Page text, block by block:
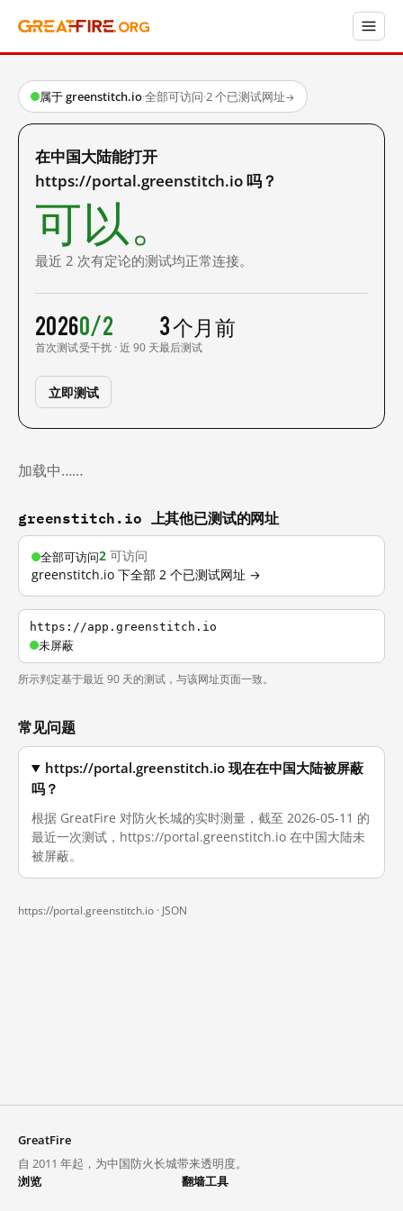
属于 greenstitch.io·全部可访问·2 个已测试网址→
在中国大陆能打开
https://portal.greenstitch.io 吗？
可以。
最近 2 次有定论的测试均正常连接。
2026
首次测试
0/2
受干扰 · 近 90 天
3 个月前
最后测试
立即测试
加载中……
greenstitch.io 上其他已测试的网址
全部可访问2 可访问
greenstitch.io 下全部 2 个已测试网址 →
https://app.greenstitch.io
未屏蔽
所示判定基于最近 90 天的测试，与该网址页面一致。
常见问题
https://portal.greenstitch.io 现在在中国大陆被屏蔽
吗？
根据 GreatFire 对防火长城的实时测量，截至 2026-05-11 的
最近一次测试，https://portal.greenstitch.io 在中国大陆未
被屏蔽。
https://portal.greenstitch.io · JSON
GreatFire
自 2011 年起，为中国防火长城带来透明度。
浏览
翻墙工具